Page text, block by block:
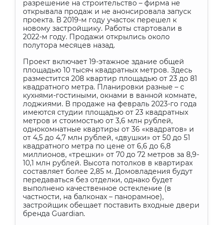
разрешение на строительство – фирма не
открывала продаж и не анонсировала запуск
проекта. В 2019-м году участок перешел к
новому застройщику. Работы стартовали в
2022-м году. Продажи открылись около
полутора месяцев назад.
Проект включает 19-этажное здание общей
площадью 10 тысяч квадратных метров. Здесь
разместится 208 квартир площадью от 23 до 81
квадратного метра. Планировки разные – с
кухнями-гостиными, окнами в ванной комнате,
лоджиями. В продаже на февраль 2023-го года
имеются студии площадью от 23 квадратных
метров и стоимостью от 3,6 млн рублей,
однокомнатные квартиры от 36 «квадратов» и
от 4,5 до 4,7 млн рублей, «двушки» от 50 до 51
квадратного метра по цене от 6,6 до 6,8
миллионов, «трешки» от 70 до 72 метров за 8,9-
10,1 млн рублей. Высота потолков в квартирах
составляет более 2,85 м. Домовладения будут
передаваться без отделки, однако будет
выполнено качественное остекление (в
частности, на балконах – панорамное),
застройщик обещает поставить входные двери
бренда Guardian.